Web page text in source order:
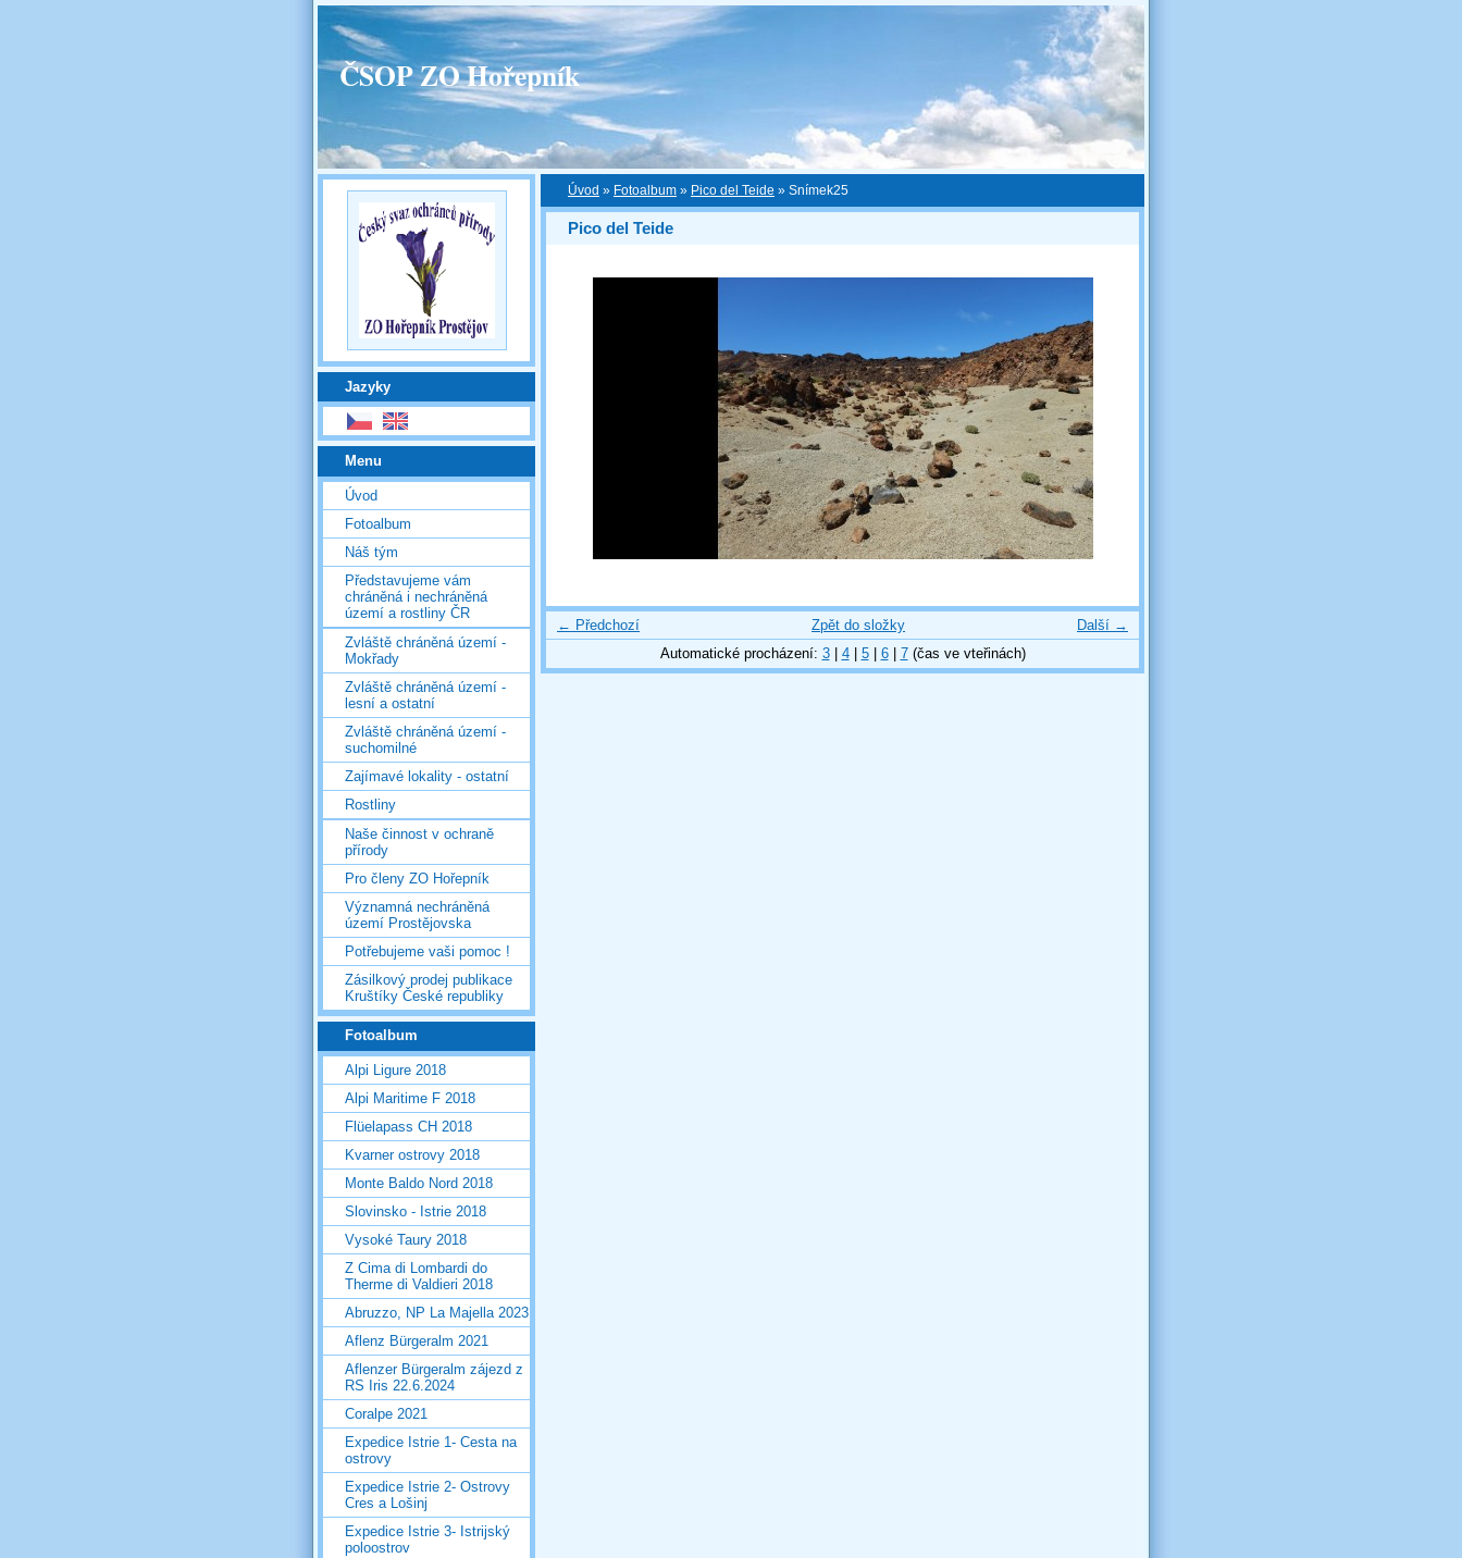
ČSOP ZO Hořepník
Úvod » Fotoalbum » Pico del Teide » Snímek25
Pico del Teide
← Předchozí Další →
Zpět do složky
Automatické procházení: 3| 4| 5| 6| 7(čas ve vteřinách)
Jazyky
Menu
Úvod
Fotoalbum
Náš tým
Představujeme vám
chráněná i nechráněná
území a rostliny ČR
Zvláště chráněná území -
Mokřady
Zvláště chráněná území -
lesní a ostatní
Zvláště chráněná území -
suchomilné
Zajímavé lokality - ostatní
Rostliny
Naše činnost v ochraně
přírody
Pro členy ZO Hořepník
Významná nechráněná
území Prostějovska
Potřebujeme vaši pomoc !
Zásilkový prodej publikace
Kruštíky České republiky
Fotoalbum
Alpi Ligure 2018
Alpi Maritime F 2018
Flüelapass CH 2018
Kvarner ostrovy 2018
Monte Baldo Nord 2018
Slovinsko - Istrie 2018
Vysoké Taury 2018
Z Cima di Lombardi do
Therme di Valdieri 2018
Abruzzo, NP La Majella 2023
Aflenz Bürgeralm 2021
Aflenzer Bürgeralm zájezd z
RS Iris 22.6.2024
Coralpe 2021
Expedice Istrie 1- Cesta na
ostrovy
Expedice Istrie 2- Ostrovy
Cres a Lošinj
Expedice Istrie 3- Istrijský
poloostrov